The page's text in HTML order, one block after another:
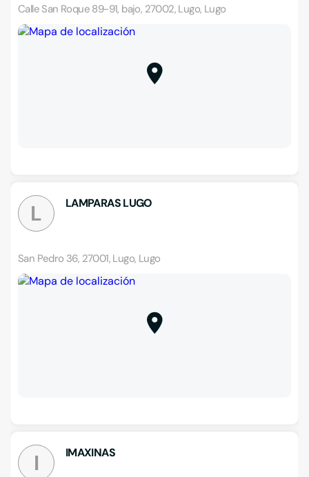
Calle San Roque 89-91, bajo, 27002, Lugo, Lugo
L LAMPARAS LUGO
San Pedro 36, 27001, Lugo, Lugo
I IMAXINAS